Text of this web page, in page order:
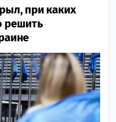
при каких
решить